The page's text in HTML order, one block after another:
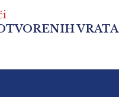
VRATA